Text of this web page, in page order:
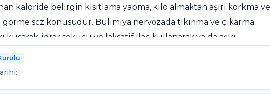
kaloride belirgin kısıtlama yapma, kilo almaktan aşırı korkma ve
söz konusudur. Bulimiya nervozada tıkınma ve çıkarma
kusarak, idrar sökücü ve laksatif ilaç kullanarak ya da aşırı
döneminde başladığını belirten Prof.Dr. Aslıhan Dönmez,
döneminde meydana gelen fiziksel ve ruhsal değişikliklerdir.
: